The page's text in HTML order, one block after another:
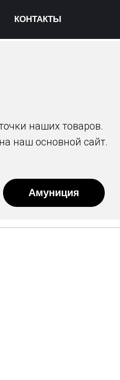
КОНТАКТЫ
наших товаров.
наш основной сайт.
Амуниция